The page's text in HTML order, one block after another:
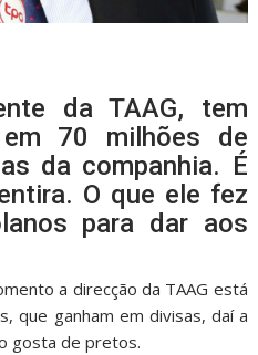
da TAAG, tem
70 milhões de
da companhia. É
O que ele fez
para dar aos
a direcção da TAAG está
que ganham em divisas, daí a
gosta de pretos.